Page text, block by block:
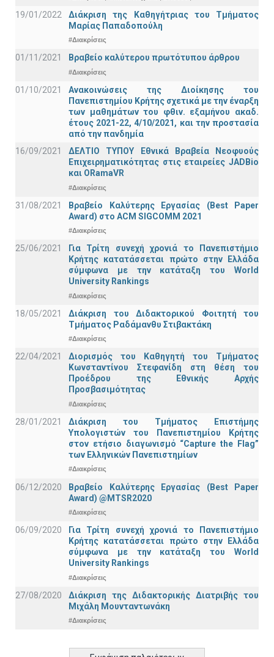
19/01/2022
Διάκριση της Καθηγήτριας του Τμήματος
Μαρίας Παπαδοπούλη
#Διακρίσεις
01/11/2021 Bραβείο καλύτερου πρωτότυπου άρθρου
#Διακρίσεις
01/10/2021
Ανακοινώσεις της Διοίκησης του
Πανεπιστημίου Κρήτης σχετικά με την έναρξη
των μαθημάτων του φθιν. εξαμήνου ακαδ.
έτους 2021-22, 4/10/2021, και την προστασία
από την πανδημία
16/09/2021
ΔΕΛΤΙΟ ΤΥΠΟΥ Εθνικά Βραβεία Νεοφυούς
Επιχειρηματικότητας στις εταιρείες JADBio
και ORamaVR
#Διακρίσεις
31/08/2021
Βραβείο Καλύτερης Εργασίας (Best Paper
Award) στο ACM SIGCOMM 2021
#Διακρίσεις
25/06/2021
Για Τρίτη συνεχή χρονιά το Πανεπιστήμιο
Κρήτης κατατάσσεται πρώτο στην Ελλάδα
σύμφωνα με την κατάταξη του World
University Rankings
#Διακρίσεις
18/05/2021
Διάκριση του Διδακτορικού Φοιτητή του
Τμήματος Ραδάμανθυ Στιβακτάκη
#Διακρίσεις
22/04/2021
Διορισμός του Καθηγητή του Τμήματος
Κωνσταντίνου Στεφανίδη στη θέση του
Προέδρου της Εθνικής Αρχής
Προσβασιμότητας
#Διακρίσεις
28/01/2021
Διάκριση του Τμήματος Επιστήμης
Υπολογιστών του Πανεπιστημίου Κρήτης
στον ετήσιο διαγωνισμό “Capture the Flag”
των Ελληνικών Πανεπιστημίων
#Διακρίσεις
06/12/2020
Βραβείο Καλύτερης Εργασίας (Best Paper
Award) @MTSR2020
#Διακρίσεις
06/09/2020
Για Τρίτη συνεχή χρονιά το Πανεπιστήμιο
Κρήτης κατατάσσεται πρώτο στην Ελλάδα
σύμφωνα με την κατάταξη του World
University Rankings
#Διακρίσεις
27/08/2020
Διάκριση της Διδακτορικής Διατριβής του
Μιχάλη Μουνταντωνάκη
#Διακρίσεις